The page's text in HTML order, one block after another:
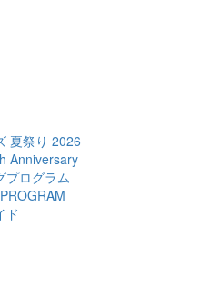
夏祭り 2026
Anniversary
プログラム
ド